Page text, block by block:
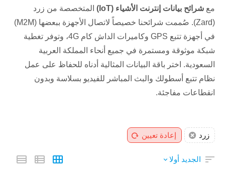
مع شرائح بيانات إنترنت الأشياء (IoT)
المتخصصة من زرد
(Zard). صُممت شرائحنا خصيصاً لاتصال الأجهزة ببعضها (M2M)
في أجهزة تتبع GPS وكاميرات الداش كام 4G، وتوفر تغطية
شبكة موثوقة ومستمرة في جميع أنحاء المملكة العربية
السعودية. اختر باقة البيانات المثالية أدناه للحفاظ على عمل
نظام تتبع أسطولك والبث المباشر للفيديو بسلاسة وبدون
انقطاعات مفاجئة.
زرد إعادة تعيين
الجديد أولا